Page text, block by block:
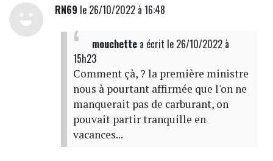
RN69 le 26/10/2022 à 16:48
mouchettea écrit le 26/10/2022 à
15h23
Comment çà, ? la première ministre
nous à pourtant affirmée que l'on ne
manquerait pas de carburant, on
pouvait partir tranquille en
vacances...